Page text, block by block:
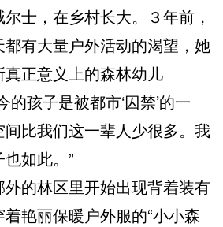
，在乡村长大。３年前，
有大量户外活动的渴望，她
正意义上的森林幼儿
的孩子是被都市‘囚禁’的一
比我们这一辈人少很多。我
如此。”
的林区里开始出现背着装有
艳丽保暖户外服的“小小森